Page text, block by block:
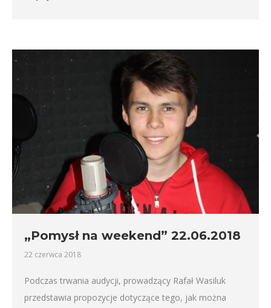
„Pomysł na weekend” 22.06.2018
22 czerwca 2018
Podczas trwania audycji, prowadzący Rafał Wasiluk
przedstawia propozycje dotyczące tego, jak można